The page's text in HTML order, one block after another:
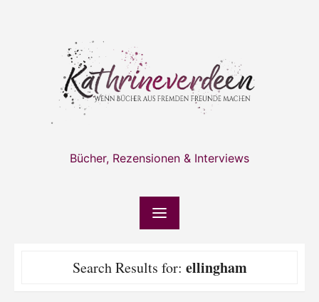
Bücher, Rezensionen & Interviews
Search Results for: ellingham